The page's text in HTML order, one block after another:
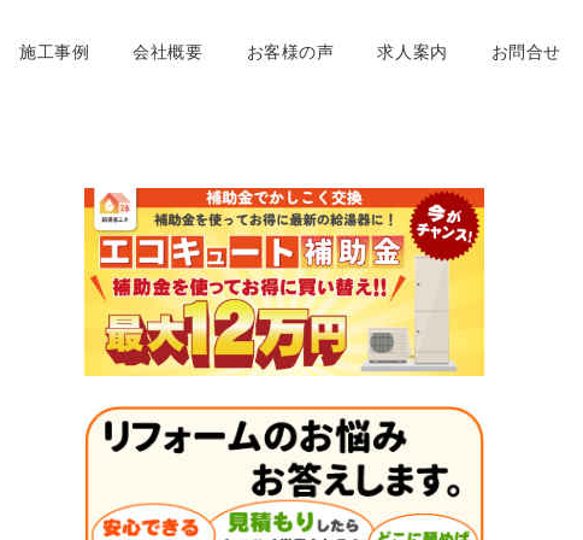
施工事例 会社概要 お客様の声 求人案内 お問合せ